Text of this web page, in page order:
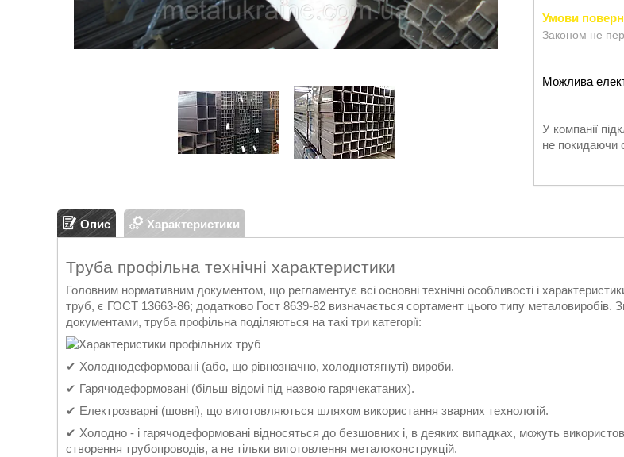
Законом не
У компанії
не покидаючи
Опис Характеристики
Труба профільна технічні характеристики
Головним нормативним документом, що регламентує всі основні технічні особливості і
труб, є ГОСТ 13663-86; додатково Гост 8639-82 визначається сортамент цього типу металовиробів.
документами, труба профільна поділяються на такі три категорії:
✔ Холоднодеформовані (або, що рівнозначно, холоднотягнуті) вироби.
✔ Гарячодеформовані (більш відомі під назвою гарячекатаних).
✔ Електрозварні (шовні), що виготовляються шляхом використання зварних технологій.
✔ Холодно - і гарячодеформовані відносяться до безшовних і, в деяких випадках, можуть
створення трубопроводів, а не тільки виготовлення металоконструкцій.